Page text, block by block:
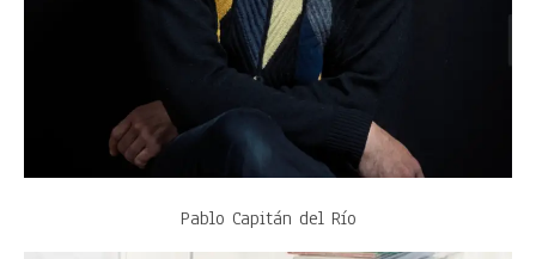
Pablo Capitán del Río